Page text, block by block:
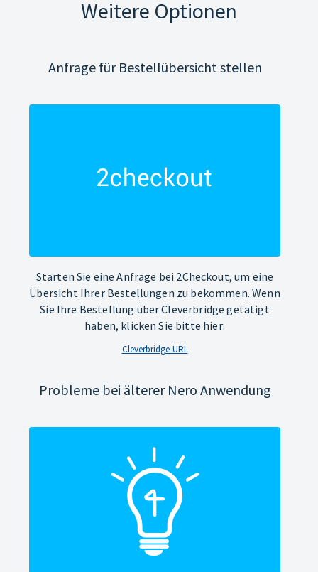
Weitere Optionen
Anfrage für Bestellübersicht stellen
Starten Sie eine Anfrage bei 2Checkout, um eine
Übersicht Ihrer Bestellungen zu bekommen. Wenn
Sie Ihre Bestellung über Cleverbridge getätigt
haben, klicken Sie bitte hier:
Cleverbridge-URL
Probleme bei älterer Nero Anwendung